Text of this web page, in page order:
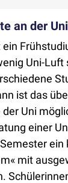
an der Uni
Uni-Luft
ist das
Uni
einer
ein
mit